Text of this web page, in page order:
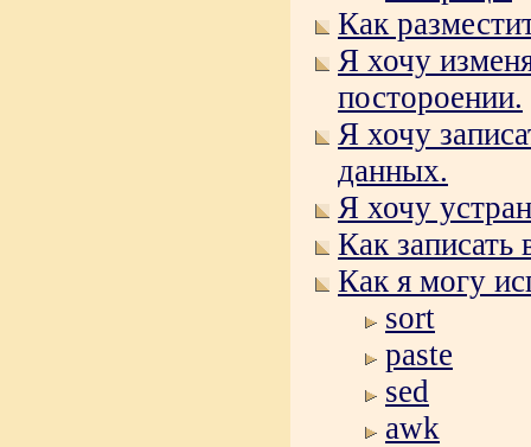
Как
Я хочу
постороении.
Я хочу
данных.
Я хочу
Как
Как я могу
sort
paste
sed
awk